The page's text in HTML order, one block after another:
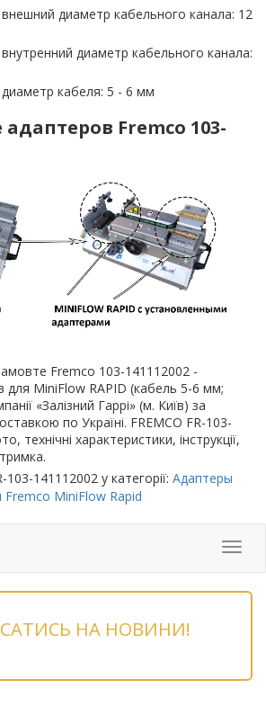
диаметр кабельного канала: 12
диаметр кабельного канала:
кабеля: 5 - 6 мм
Fremco 103-
Fremco 103-141112002 -
для MiniFlow RAPID (кабель 5-6 мм;
«Залізний Гаррі» (м. Київ) за
по Україні. FREMCO FR-103-
технічні характеристики, інструкції,
141112002 у категорії: Адаптеры
Fremco MiniFlow Rapid
Меню
НА НОВИНИ!